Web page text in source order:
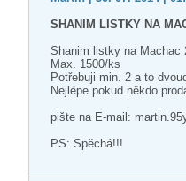
SHANIM LISTKY NA
Shanim listky na Machac
Max. 1500/ks
Potřebuji min. 2 a to
Nejlépe pokud někdo
pište na E-mail:
PS: Spěchá!!!